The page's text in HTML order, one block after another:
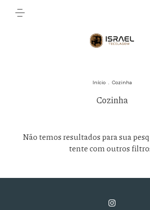
Início . Cozinha
Cozinha
Não temos resultados para sua
tente com outros